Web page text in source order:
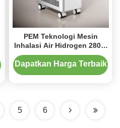
PEM Teknologi Mesin
Inhalasi Air Hidrogen 280W
AC220V
Dapatkan Harga Terbaik
5 6